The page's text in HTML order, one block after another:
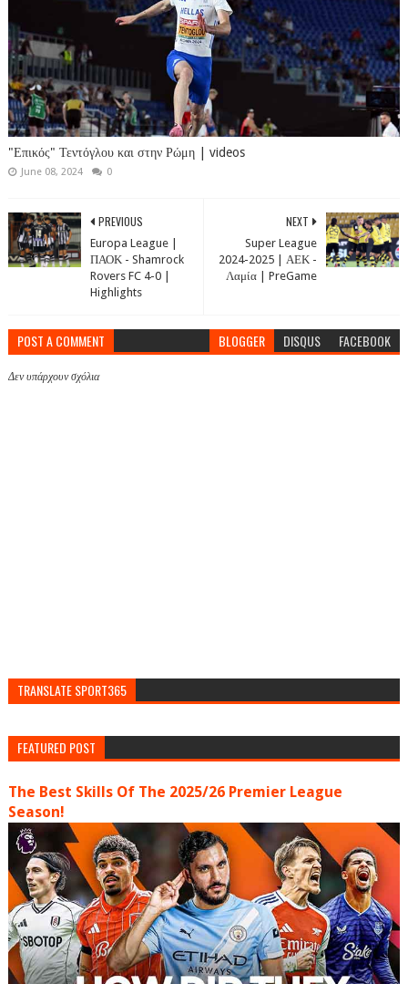
"Επικός" Τεντόγλου και στην Ρώμη | videos
June 08, 2024 0
NEXT
Super League
2024-2025 | ΑΕΚ -
Λαμία | PreGame
PREVIOUS
Europa League |
ΠΑΟΚ - Shamrock
Rovers FC 4-0 |
Highlights
POST A COMMENT BLOGGER DISQUS FACEBOOK
Δεν υπάρχουν σχόλια
TRANSLATE SPORT365
FEATURED POST
The Best Skills Of The 2025/26 Premier League
Season!